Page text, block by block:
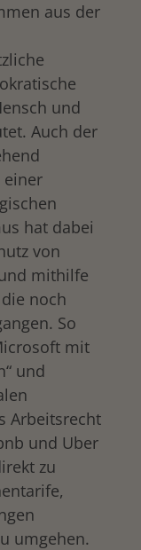
aus der
und
Auch der
einer
hat dabei
von
mithilfe
noch
So
mit
und
Arbeitsrecht
und Uber
zu
umgehen.